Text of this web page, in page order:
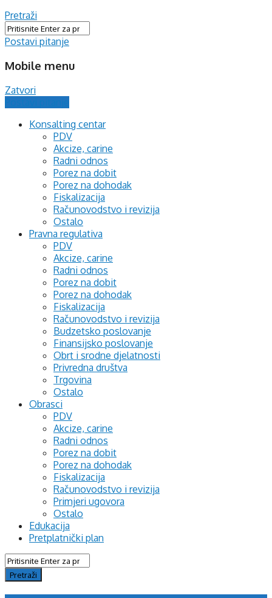
Pretraži
Postavi pitanje
Mobile menu
Zatvori
Konsalting centar
PDV
Akcize, carine
Radni odnos
Porez na dobit
Porez na dohodak
Fiskalizacija
Računovodstvo i revizija
Ostalo
Pravna regulativa
PDV
Akcize, carine
Radni odnos
Porez na dobit
Porez na dohodak
Fiskalizacija
Računovodstvo i revizija
Budzetsko poslovanje
Finansijsko poslovanje
Obrt i srodne djelatnosti
Privredna društva
Trgovina
Ostalo
Obrasci
PDV
Akcize, carine
Radni odnos
Porez na dobit
Porez na dohodak
Fiskalizacija
Računovodstvo i revizija
Primjeri ugovora
Ostalo
Edukacija
Pretplatnički plan